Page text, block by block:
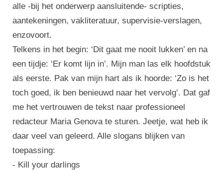
alle -bij het onderwerp aansluitende- scripties,
aantekeningen, vakliteratuur, supervisie-verslagen,
enzovoort.
Telkens in het begin: ‘Dit gaat me nooit lukken’ en na
een tijdje: ‘Er komt lijn in’. Mijn man las elk hoofdstuk
als eerste. Pak van mijn hart als ik hoorde: ‘Zo is het
toch goed, ik ben benieuwd naar het vervolg’. Dat gaf
me het vertrouwen de tekst naar professioneel
redacteur Maria Genova te sturen. Jeetje, wat heb ik
daar veel van geleerd. Alle slogans blijken van
toepassing:
- Kill your darlings